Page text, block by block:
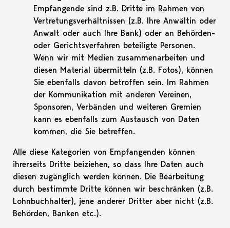
Empfangende sind z.B. Dritte im Rahmen von
Vertretungsverhältnissen (z.B. Ihre Anwältin oder
Anwalt oder auch Ihre Bank) oder an Behörden-
oder Gerichtsverfahren beteiligte Personen.
Wenn wir mit Medien zusammenarbeiten und
diesen Material übermitteln (z.B. Fotos), können
Sie ebenfalls davon betroffen sein. Im Rahmen
der Kommunikation mit anderen Vereinen,
Sponsoren, Verbänden und weiteren Gremien
kann es ebenfalls zum Austausch von Daten
kommen, die Sie betreffen.
Alle diese Kategorien von Empfangenden können
ihrerseits Dritte beiziehen, so dass Ihre Daten auch
diesen zugänglich werden können. Die Bearbeitung
durch bestimmte Dritte können wir beschränken (z.B.
Lohnbuchhalter), jene anderer Dritter aber nicht (z.B.
Behörden, Banken etc.).